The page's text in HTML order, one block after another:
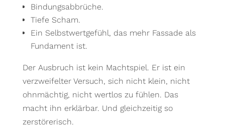
Bindungsabbrüche.
Tiefe Scham.
Ein Selbstwertgefühl, das mehr Fassade als
Fundament ist.
Der Ausbruch ist kein Machtspiel. Er ist ein
verzweifelter Versuch, sich nicht klein, nicht
ohnmächtig, nicht wertlos zu fühlen. Das
macht ihn erklärbar. Und gleichzeitig so
zerstörerisch.